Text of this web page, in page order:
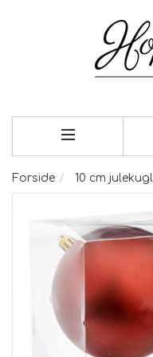
Forside 10 cm